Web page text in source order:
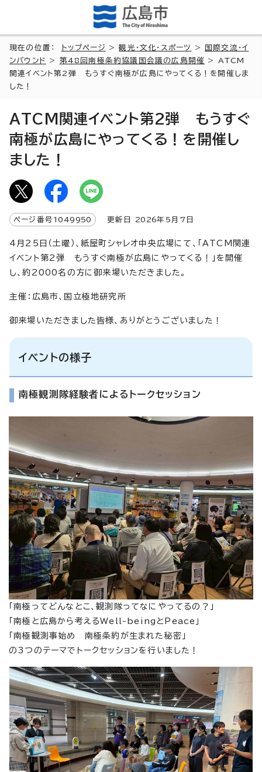
現在の位置： トップページ >観光・文化・スポーツ >
国際交流・イ
ンバウンド
> 第48回南極条約協議国会議の広島開催 > ATCM
関連イベント第2弾 もうすぐ南極が広島にやってくる！を開催しま
した！
ATCM関連イベント第2弾 もうすぐ
南極が広島にやってくる！を開催し
ました！
ページ番号 1049950 更新日 2026年5月7日
4月25日（土曜）、紙屋町シャレオ中央広場にて、「ATCM関連
イベント第2弾 もうすぐ南極が広島にやってくる！」を開催
し、約2000名の方に御来場いただきました。
主催：広島市、国立極地研究所
御来場いただきました皆様、ありがとうございました！
イベントの様子
南極観測隊経験者によるトークセッション
「南極ってどんなとこ、観測隊ってなにやってるの？」
「南極と広島から考えるWell-beingとPeace」
「南極観測事始め 南極条約が生まれた秘密」
の3つのテーマでトークセッションを行いました！